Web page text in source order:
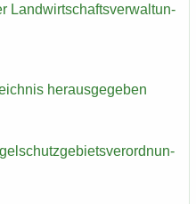
Land­wirt­schafts­ver­wal­tun­
her­aus­ge­ge­ben